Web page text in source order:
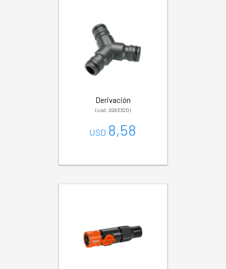
Derivación
(cód. 0283320)
USD 8,58